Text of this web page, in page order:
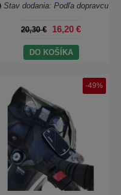
Stav dodania: Podľa dopravcu
20,30 € 16,20 €
DO KOŠÍKA
-49%